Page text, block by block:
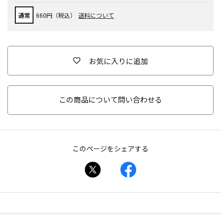
通常 660円（税込） 送料について
お気に入りに追加
この商品について問い合わせる
このページをシェアする